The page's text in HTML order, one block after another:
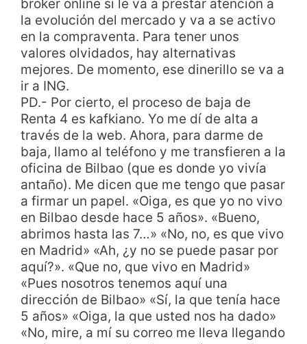
broker online si le va a prestar atención a
la evolución del mercado y va a se activo
en la compraventa. Para tener unos
valores olvidados, hay alternativas
mejores. De momento, ese dinerillo se va a
ir a ING.
PD.- Por cierto, el proceso de baja de
Renta 4 es kafkiano. Yo me dí de alta a
través de la web. Ahora, para darme de
baja, llamo al teléfono y me transfieren a la
oficina de Bilbao (que es donde yo vivía
antaño). Me dicen que me tengo que pasar
a firmar un papel. «Oiga, es que yo no vivo
en Bilbao desde hace 5 años». «Bueno,
abrimos hasta las 7…» «No, no, es que vivo
en Madrid» «Ah, ¿y no se puede pasar por
aquí?». «Que no, que vivo en Madrid»
«Pues nosotros tenemos aquí una
dirección de Bilbao» «Sí, la que tenía hace
5 años» «Oiga, la que usted nos ha dado»
«No, mire, a mí su correo me lleva llegando